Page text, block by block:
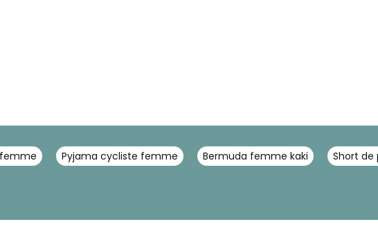
Pyjama cycliste femme Bermuda femme kaki Short